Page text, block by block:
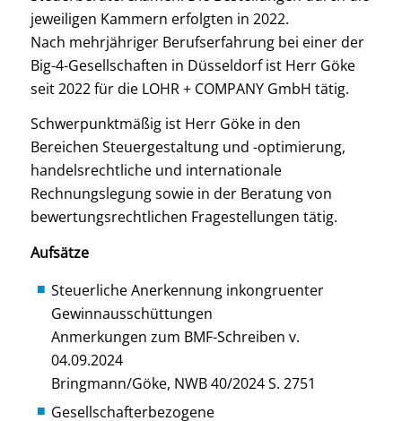
jeweiligen Kammern erfolgten in 2022.
Nach mehrjähriger Berufserfahrung bei einer der
Big-4-Gesellschaften in Düsseldorf ist Herr Göke
seit 2022 für die LOHR + COMPANY GmbH tätig.
Schwerpunktmäßig ist Herr Göke in den
Bereichen Steuergestaltung und -optimierung,
handelsrechtliche und internationale
Rechnungslegung sowie in der Beratung von
bewertungsrechtlichen Fragestellungen tätig.
Aufsätze
Steuerliche Anerkennung inkongruenter
Gewinnausschüttungen
Anmerkungen zum BMF-Schreiben v.
04.09.2024
Bringmann/Göke, NWB 40/2024 S. 2751
Gesellschafterbezogene